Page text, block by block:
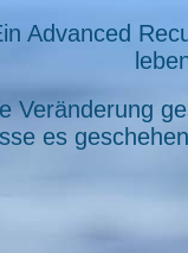
Advanced
Veränderung
es